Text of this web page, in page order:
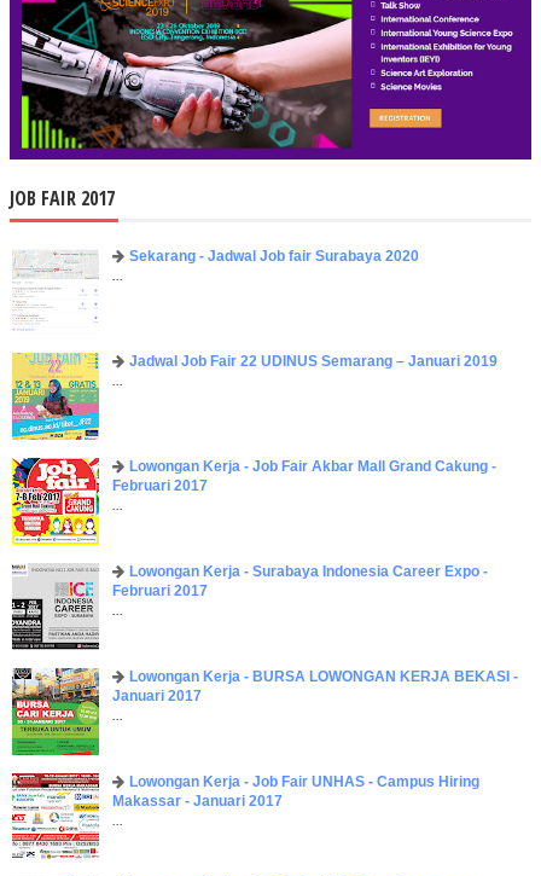
JOB FAIR 2017
Sekarang - Jadwal Job fair Surabaya 2020
...
Jadwal Job Fair 22 UDINUS Semarang – Januari 2019
...
Lowongan Kerja - Job Fair ​Akbar ​Mall Grand Cakung -
Februari 2017
...
Lowongan Kerja - Surabaya Indonesia Career Expo -
Februari 2017
...
Lowongan Kerja - BURSA LOWONGAN KERJA BEKASI -
Januari 2017
...
Lowongan Kerja - Job Fair UNHAS - Campus Hiring
Makassar - Januari 2017
...